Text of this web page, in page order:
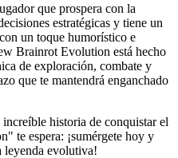
que prospera con la
estratégicas y tiene un
un toque humorístico e
Brainrot Evolution está hecho
de exploración, combate y
que te mantendrá enganchado
historia de conquistar el
te espera: ¡sumérgete hoy y
leyenda evolutiva!